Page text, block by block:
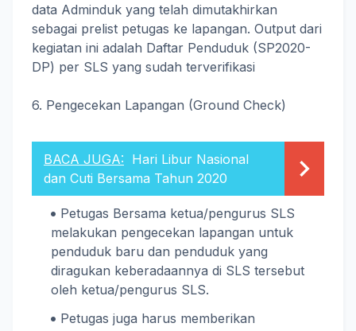
data Adminduk yang telah dimutakhirkan
sebagai prelist petugas ke lapangan. Output dari
kegiatan ini adalah Daftar Penduduk (SP2020-
DP) per SLS yang sudah terverifikasi
6. Pengecekan Lapangan (Ground Check)
BACA JUGA: Hari Libur Nasional
dan Cuti Bersama Tahun 2020
Petugas Bersama ketua/pengurus SLS
melakukan pengecekan lapangan untuk
penduduk baru dan penduduk yang
diragukan keberadaannya di SLS tersebut
oleh ketua/pengurus SLS.
Petugas juga harus memberikan